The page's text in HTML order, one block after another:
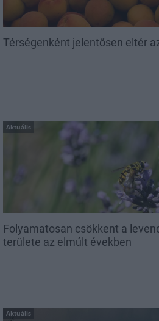
Térségenként jelentősen eltér
Aktuális
Folyamatosan csökkent a
területe az elmúlt években
Aktuális